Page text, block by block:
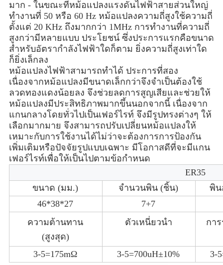
มาก - ในขณะที่หม้อแปลงแรงดันไฟฟ้าสายส่วนใหญ่
ทำงานที่ 50 หรือ 60 Hz หม้อแปลงความถี่สูงใช้ความถี่
ตั้งแต่ 20 KHz ถึงมากกว่า 1MHz การทำงานที่ความถี่
สูงกว่ามีหลายแบบ ประโยชน์ ซึ่งประการแรกคือขนาด
สำหรับอัตรากำลังไฟฟ้าใดก็ตาม ยิ่งความถี่สูงเท่าใด
ก็ยิ่งเล็กลง
หม้อแปลงไฟฟ้าสามารถทำได้ ประการที่สอง
เนื่องจากหม้อแปลงมีขนาดเล็กกว่าจึงจำเป็นต้องใช้
ลวดทองแดงน้อยลง จึงช่วยลดการสูญเสียและช่วยให้
หม้อแปลงมีประสิทธิภาพมากขึ้นนอกจากนี้ เนื่องจาก
แกนกลางโดยทั่วไปเป็นเฟอร์ไรท์ จึงมีรูปทรงต่างๆ ให้
เลือกมากมาย จึงสามารถปรับเปลี่ยนหม้อแปลงให้
เหมาะกับการใช้งานได้ไม่ว่าจะต้องการการป้องกัน
เพิ่มเติมหรือปัจจัยรูปแบบเฉพาะ มีโอกาสดีที่จะมีแกน
เฟอร์ไรท์เพื่อให้เป็นไปตามข้อกำหนด
ER35
ขนาด (มม.)
จำนวนพิน (ชิ้น)
พิน
46*38*27
7+7
ความต้านทาน
(สูงสุด)
ตัวเหนี่ยวนำ กา
3-5=175mΩ 3-5=700uH±10% 3-